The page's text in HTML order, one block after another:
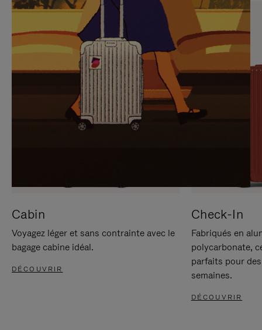
SUR
POUR
METTRE
PAUSE
VEUILLEZ
CLIQUER
POUR
RÉACTIVER
LE
SON
Cabin
Voyagez léger et sans contrainte avec le
bagage cabine idéal.
DÉCOUVRIR
Check-In
Fabriqués en
polycarbonate,
parfaits pour
semaines.
DÉCOUVRIR